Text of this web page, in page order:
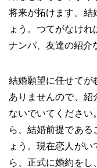
将来が拓けます。結
ょう。つてがなけ
ナンパ、友達の紹介
結婚願望に任せてが
ありませんので、紹
ないでいてください
ら、結婚前提である
ょう。現在恋人が
ら、正式に婚約をし